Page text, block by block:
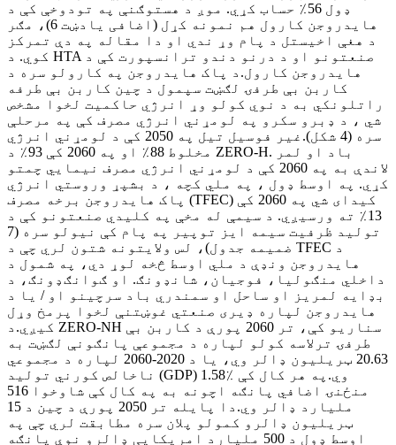
ډول 56٪ حساب کړي. موږ د هستوګنې په تودوخې کې د
هایدروجن کارول هم نمونه کړل (اضافی یادښت 6)، مګر
د هغې اخیستل د پام وړ ندي او دا مقاله په دې تمرکز
کوي. د HTA صنعتونو او د درنو دندو ترانسپورت کې د
هایدروجن کارول.د پاک هایدروجن په کارولو سره د
کاربن بې طرفۍ لګښت سپمول د چین کاربن بې طرفه
راتلونکي به د نوي کولو وړ انرژي حاکمیت لخوا مشخص
شي ، د ډبرو سکرو په لومړني انرژي مصرف کې په مرحلې
سره (4 شکل).غیر فوسیل تیل په 2050 کې د لومړني انرژي
مخلوط 88٪ او په 2060 کې 93٪ د ZERO-H. باد او لمر
لاندې به په 2060 کې د لومړني انرژي مصرف نیمایي چمتو
کړي. په اوسط ډول ، په ملي کچه ، د بشپړ وروستي انرژي
پاک هایدروجن برخه مصرف (TFEC) کیدای شي په 2060 کې
13٪ ته ورسیږي. د سیمې له مخې په کلیدي صنعتونو کې د
تولید ظرفیت سیمه ایز توپیر په پام کې نیولو سره (7
ضمیمه جدول)، لس ولایتونه شتون لري چې د TFEC د
هایدروجن ونډې د ملي اوسط څخه لوړ دي، په شمول د
داخلي منګولیا، فوجیان، شانډونګ. او ګوانګډونګ، د
بډایه لمریز او ساحل او سمندري باد سرچینو او / یا د
هایدروجن لپاره ډیری صنعتي غوښتنې لخوا پرمخ وړل
کیږي.د ZERO-NH سناریو کې، تر 2060 پورې د کاربن بې
طرفۍ ترلاسه کولو لپاره د مجموعې پانګونې لګښت به
20.63 ټریلیون ډالر وي، یا د 2020-2060 لپاره د مجموعي
ناخالص کورني تولید (GDP) 1.58٪ وي.په هر کال کې
منځنۍ اضافي پانګه اچونه به په کال کې شاوخوا 516
ملیارد ډالر وي.دا پایله تر 2050 پورې د چین د 15
ټریلیون ډالرو کمولو پلان سره مطابقت لري چې په
اوسط ډول د 500 ملیارد امریکایی ډالرو نوې پانګه